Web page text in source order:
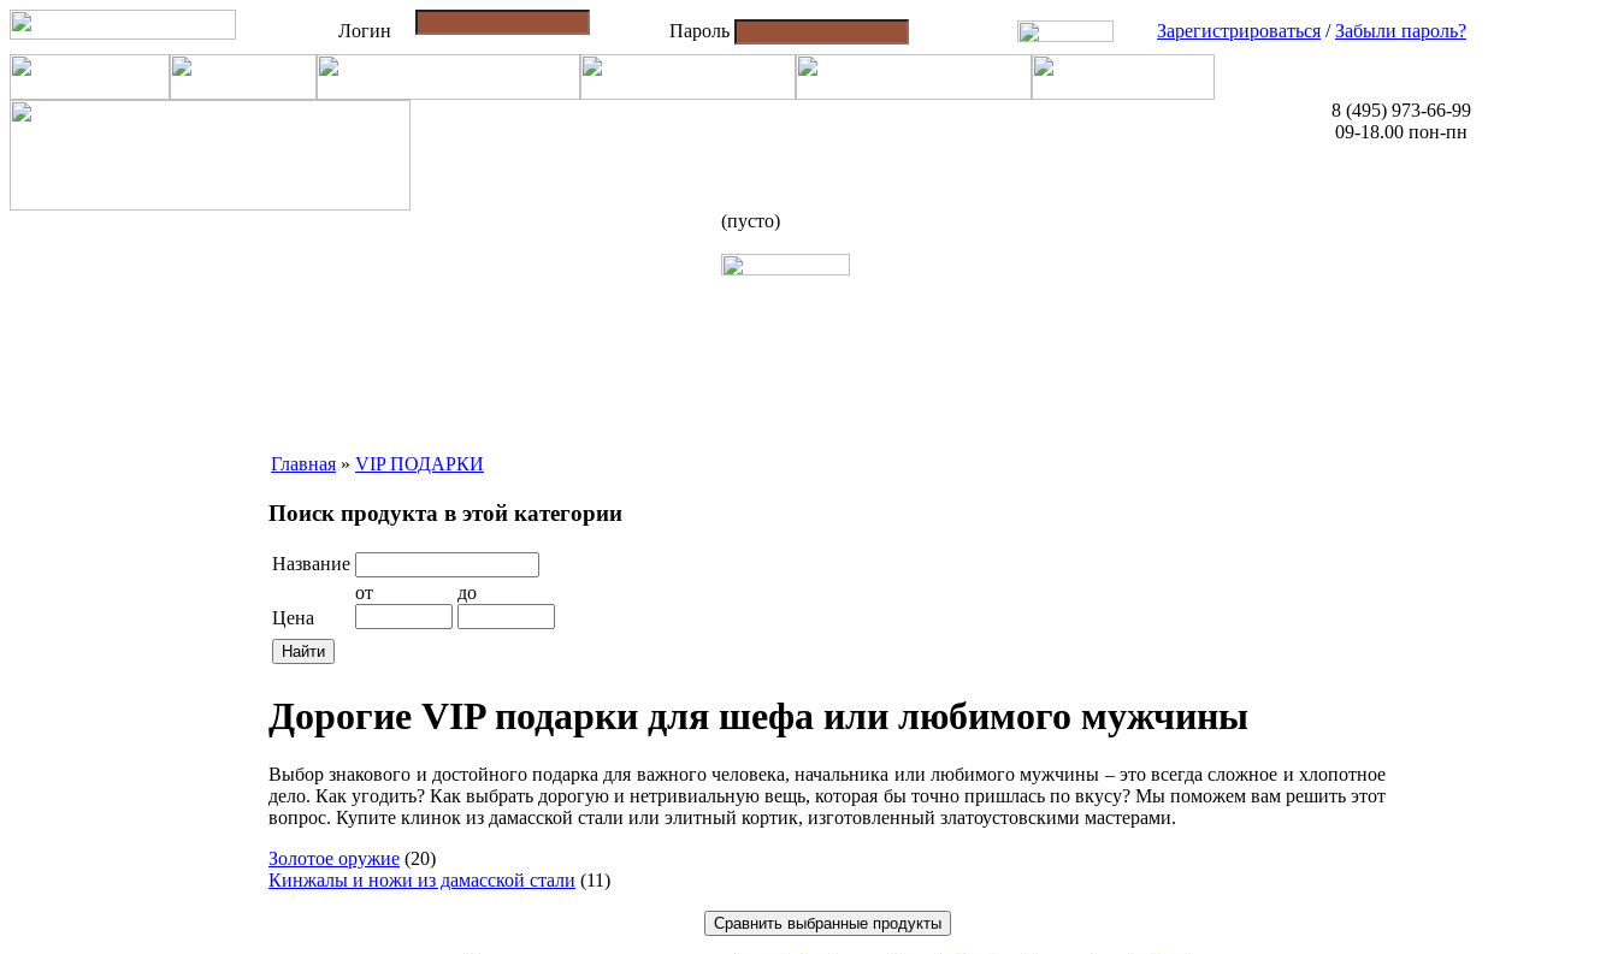
Логин Пароль Зарегистрироваться /Забыли пароль?
8 (495) 973-66-99
09-18.00 пон-пн
(пусто)
Главная » VIP ПОДАРКИ
Поиск продукта в этой категории
Название
Цена
от до
Дорогие VIP подарки для шефа или любимого мужчины
Выбор знакового и достойного подарка для важного человека, начальника или любимого мужчины – это всегда сложное и хлопотное
дело. Как угодить? Как выбрать дорогую и нетривиальную вещь, которая бы точно пришлась по вкусу? Мы поможем вам решить этот
вопрос. Купите клинок из дамасской стали или элитный кортик, изготовленный златоустовскими мастерами.
Золотое оружие (20)
Кинжалы и ножи из дамасской стали (11)